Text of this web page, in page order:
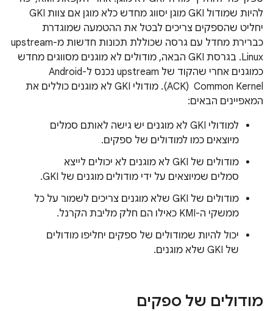
להיות שמודול GKI מוגן יסווג מחדש כלא מוגן אם צוות GKI
יחליט שהספקים צריכים לבטל את ההטמעה שמוגדרת
כברירת מחדל עם גרסה שכוללת תכונות חדשות מ-upstream
Linux. בגרסת GKI הבאה, מודולים לא מוגנים מסווגים מחדש
כמוגנים אחרי שהקוד של upstream נכנס ל-Android
Common Kernel ‏ (ACK). מודולי GKI לא מוגנים כוללים את
המאפיינים הבאים:
למודולי GKI לא מוגנים יש גישה לאותם סמלים
מיוצאים כמו למודולים של ספקים.
מודולים של GKI לא מוגנים לא יכולים לייצא
סמלים שמיוצאים על ידי מודולים מוגנים של GKI.
מודולים של GKI שלא מוגנים צריכים לשמור על כל
ממשקי ה-KMI כאילו הם חלק מליבת הקרנל.
יכול להיות שמודולים של ספקים יחליפו מודולים
של GKI שלא מוגנים.
מודולים של ספקים